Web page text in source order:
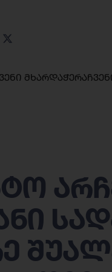
მხარდაჭერა